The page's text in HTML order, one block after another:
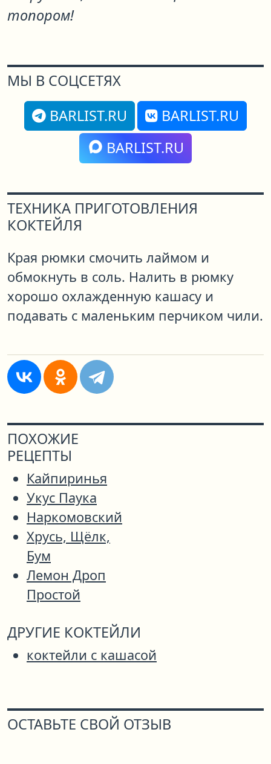
топором!
МЫ В СОЦСЕТЯХ
BARLIST.RU
BARLIST.RU
BARLIST.RU
ТЕХНИКА ПРИГОТОВЛЕНИЯ
КОКТЕЙЛЯ
Края рюмки смочить лаймом и
обмокнуть в соль. Налить в рюмку
хорошо охлажденную кашасу и
подавать с маленьким перчиком чили.
ПОХОЖИЕ
РЕЦЕПТЫ
Кайпиринья
Укус Паука
Наркомовский
Хрусь, Щёлк,
Бум
Лемон Дроп
Простой
ДРУГИЕ КОКТЕЙЛИ
коктейли с кашасой
ОСТАВЬТЕ СВОЙ ОТЗЫВ